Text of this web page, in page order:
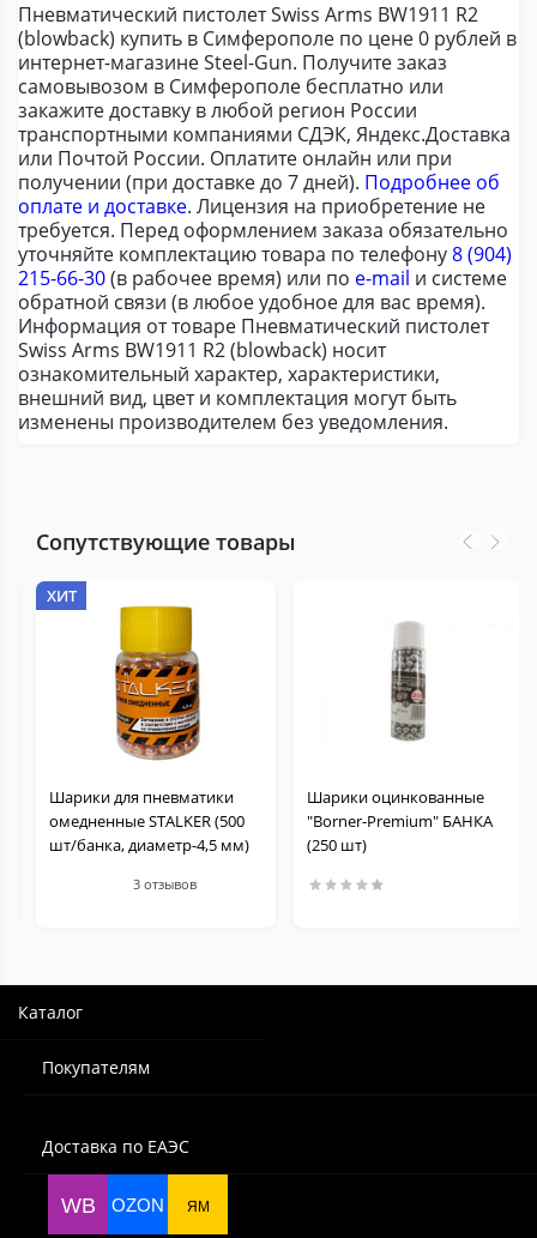
Пневматический пистолет Swiss Arms BW1911 R2
(blowback) купить в Симферополе по цене 0 рублей в
интернет-магазине Steel-Gun. Получите заказ
самовывозом в Симферополе бесплатно или
закажите доставку в любой регион России
транспортными компаниями СДЭК, Яндекс.Доставка
или Почтой России. Оплатите онлайн или при
получении (при доставке до 7 дней). Подробнее об
оплате и доставке. Лицензия на приобретение не
требуется. Перед оформлением заказа обязательно
уточняйте комплектацию товара по телефону8 (904)
215-66-30(в рабочее время) или по e-mail и системе
обратной связи (в любое удобное для вас время).
Информация от товаре Пневматический пистолет
Swiss Arms BW1911 R2 (blowback) носит
ознакомительный характер, характеристики,
внешний вид, цвет и комплектация могут быть
изменены производителем без уведомления.
Сопутствующие товары
ХИТ
Шарики для пневматики
омедненные STALKER (500
шт/банка, диаметр-4,5 мм)
3 отзывов
Шарики оцинкованные
"Borner-Premium" БАНКА
(250 шт)
Каталог
Покупателям
Доставка по ЕАЭС
WB OZON ЯМ